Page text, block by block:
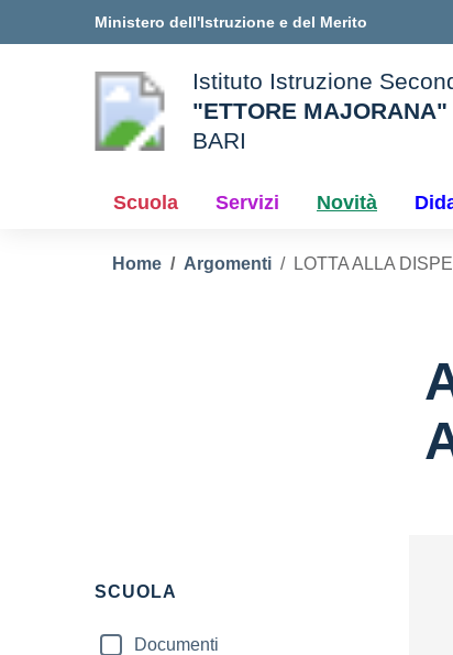
Ministero dell'Istruzione e del Merito
scuola
Istituto Istruzione
"ETTORE MAJORANA"
BARI
Scuola Servizi Novità
Home Argomenti LOTTA ALLA
Filtri
SCUOLA
Documenti